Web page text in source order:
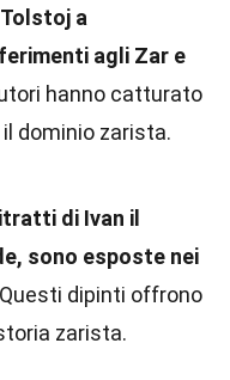
a
agli Zar e
hanno catturato
dominio zarista.
di Ivan il
sono esposte nei
dipinti offrono
zarista.